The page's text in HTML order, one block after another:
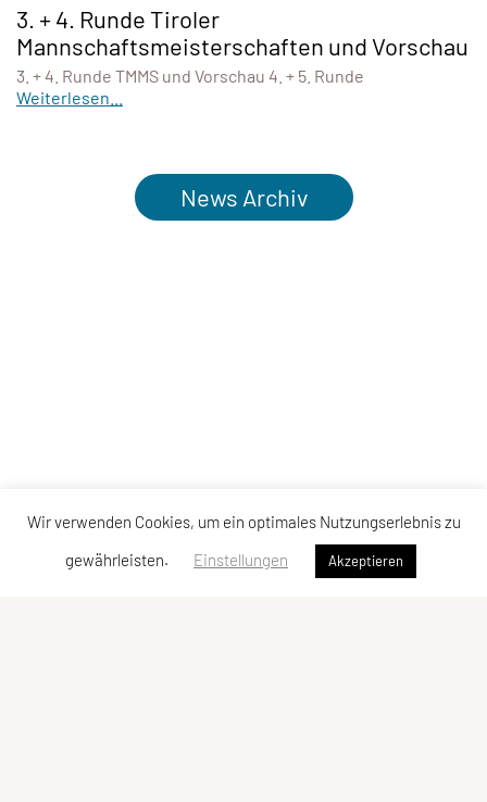
3. + 4. Runde Tiroler
Mannschaftsmeisterschaften und Vorschau
3. + 4. Runde TMMS und Vorschau 4. + 5. Runde
Weiterlesen...
News Archiv
Wir verwenden Cookies, um ein optimales Nutzungserlebnis zu
gewährleisten.
Einstellungen Akzeptieren